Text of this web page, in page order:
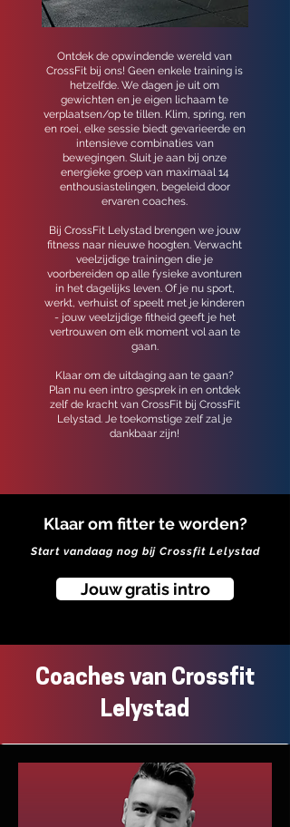
Ontdek de opwindende wereld van
CrossFit bij ons! Geen enkele training is
hetzelfde. We dagen je uit om
gewichten en je eigen lichaam te
verplaatsen/op te tillen. Klim, spring, ren
en roei, elke sessie biedt gevarieerde en
intensieve combinaties van
bewegingen. Sluit je aan bij onze
energieke groep van maximaal 14
enthousiastelingen, begeleid door
ervaren coaches.
Bij CrossFit Lelystad brengen we jouw
fitness naar nieuwe hoogten. Verwacht
veelzijdige trainingen die je
voorbereiden op alle fysieke avonturen
in het dagelijks leven. Of je nu sport,
werkt, verhuist of speelt met je kinderen
- jouw veelzijdige fitheid geeft je het
vertrouwen om elk moment vol aan te
gaan.
Klaar om de uitdaging aan te gaan?
Plan nu een intro gesprek in en ontdek
zelf de kracht van CrossFit bij CrossFit
Lelystad. Je toekomstige zelf zal je
dankbaar zijn!
Klaar om fitter te worden?
Start vandaag nog bij Crossfit Lelystad
Jouw gratis intro
Coaches van Crossfit
Lelystad